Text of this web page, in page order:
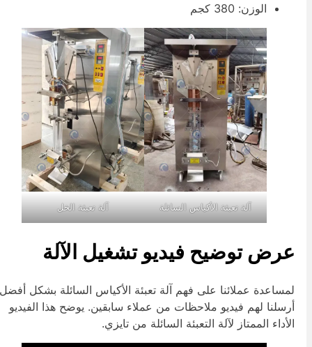
الوزن: 380 كجم
آلة تعبئة الأكياس السائلة آلة تعبئة الخل
عرض توضيح فيديو تشغيل الآلة
لمساعدة عملائنا على فهم آلة تعبئة الأكياس السائلة بشكل أفضل،
أرسلنا لهم فيديو ملاحظات من عملاء سابقين. يوضح هذا الفيديو
الأداء الممتاز لآلة التعبئة السائلة من تايزي.